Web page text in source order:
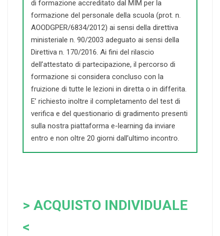
di formazione accreditato dal MIM per la
formazione del personale della scuola (prot. n.
AOODGPER/6834/2012) ai sensi della direttiva
ministeriale n. 90/2003 adeguato ai sensi della
Direttiva n. 170/2016. Ai fini del rilascio
dell’attestato di partecipazione, il percorso di
formazione si considera concluso con la
fruizione di tutte le lezioni in diretta o in differita.
E’ richiesto inoltre il completamento del test di
verifica e del questionario di gradimento presenti
sulla nostra piattaforma e-learning da inviare
entro e non oltre 20 giorni dall’ultimo incontro.
> ACQUISTO INDIVIDUALE
<